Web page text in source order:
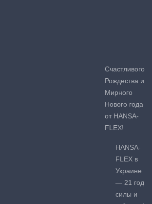
Счастливого
Рождества и
Мирного
Нового года
от HANSA-
FLEX!
HANSA-
FLEX в
Украине
— 21 год
силы и